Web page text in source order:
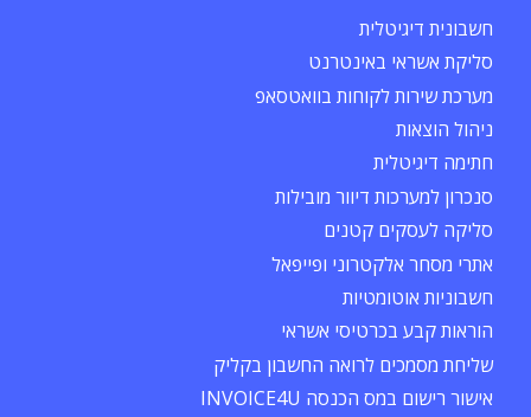
חשבונית דיגיטלית
סליקת אשראי באינטרנט
מערכת שירות לקוחות בוואטסאפ
ניהול הוצאות
חתימה דיגיטלית
סנכרון למערכות דיוור מובילות
סליקה לעסקים קטנים
אתרי מסחר אלקטרוני ופייפאל
חשבוניות אוטומטיות
הוראות קבע בכרטיסי אשראי
שליחת מסמכים לרואה החשבון בקליק
אישור רישום במס הכנסה INVOICE4U